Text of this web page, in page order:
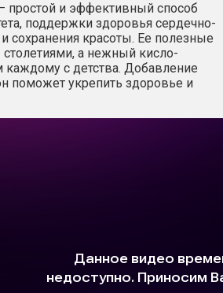
простой и эффективный способ
поддержки здоровья сердечно-
сохранения красоты. Ее полезные
а нежный кисло-
каждому с детства. Добавление
поможет укрепить здоровье и